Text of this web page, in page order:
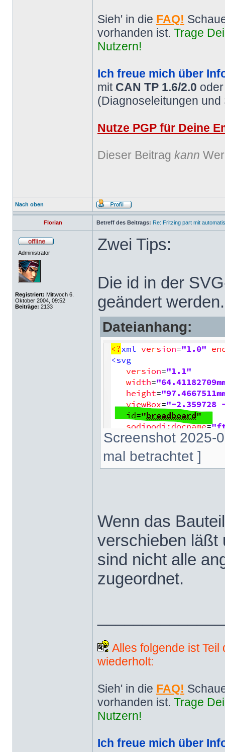
Sieh' in die FAQ!
vorhanden ist. Trage
Nutzern!
Ich freue mich über
mit CAN TP 1.6/2.0
(Diagnoseleitungen
Nutze PGP für Deine
Dieser Beitrag kann
Nach oben
Florian Betreff des Beitrags: Re: Fritzing part mit
Administrator
Registriert: Mittwoch 6.
Oktober 2004, 09:52
Beiträge: 2133
Zwei Tips:
Die id in der
geändert
Dateianhang:
Screenshot 2025-
mal betrachtet ]
Wenn das
verschieben läßt
sind nicht alle
zugeordnet.
Alles folgende ist
wiederholt:
Sieh' in die FAQ!
vorhanden ist. Trage
Nutzern!
Ich freue mich über